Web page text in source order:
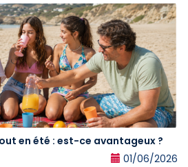
en été : est-ce avantageux ?
01/06/2026